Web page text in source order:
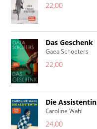
22,00
Das Geschenk
Gaea Schoeters
22,00
Die Assistentin
Caroline Wahl
24,00